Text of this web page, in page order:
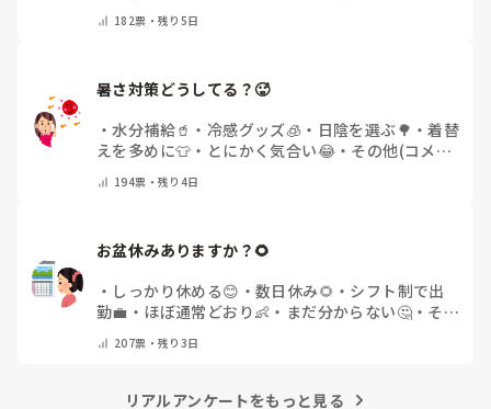
182票・残り5日
暑さ対策どうしてる？🥵
・水分補給🥤 ・ 冷感グッズ🧊 ・ 日陰を選ぶ🌳 ・着替
えを多めに👕 ・ とにかく気合い😂・ その他(コメン
194票・残り4日
お盆休みありますか？🌻
・ しっかり休める😊 ・ 数日休み🌻 ・ シフト制で出
勤💼 ・ ほぼ通常どおり👶 ・ まだ分からない🤔・ その
207票・残り3日
リアルアンケートをもっと見る